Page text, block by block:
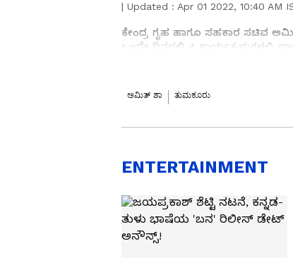
| Updated : Apr 01 2022, 10:40 AM
ಕೇಂದ್ರ ಗೃಹ ಹಾಗೂ ಸಹಕಾರ ಸಚಿವ
ಒಂದೇ ದಿನದಲ್ಲಿ 4 ಕಾರ್ಯಕ್ರಮಗಳಲ್ಲಿ
ಶಿವಕುಮಾರ ಶ್ರೀಗಳ 115 ನೇ
ಇಂದು ತುಮಕೂರಿನಲ್ಲಿ ನಡೆಯುವ
(Shivakumara Swamiji) ಅವರ
ಅಮಿತ್ ಶಾ ತುಮಕೂರು
ENTERTAINMENT